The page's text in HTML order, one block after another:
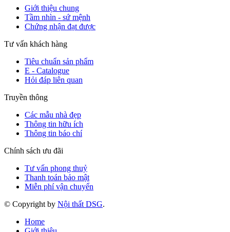
Giới thiệu chung
Tầm nhìn - sứ mệnh
Chứng nhận đạt được
Tư vấn khách hàng
Tiêu chuẩn sản phẩm
E - Catalogue
Hỏi đáp liên quan
Truyền thông
Các mẫu nhà đẹp
Thông tin hữu ích
Thông tin báo chí
Chính sách ưu đãi
Tư vấn phong thuỷ
Thanh toán bảo mật
Miễn phí vận chuyển
© Copyright by Nội thất DSG.
Home